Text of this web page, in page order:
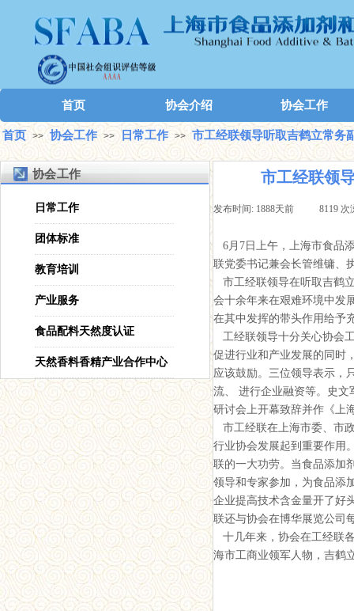
首页 协会介绍 协会工作
首页 >> 协会工作 >> 日常工作 >> 市工经联领导听取吉鹤立常务
日常工作
团体标准
教育培训
产业服务
食品配料天然度认证
天然香料香精产业合作中心
协会工作 市工经联领
发布时间: 1888天前 8119 次
6月7日上午，上海市食品
联党委书记兼会长管维镛、
市工经联领导在听取吉鹤
会十余年来在艰难环境中发
在其中发挥的带头作用给予
工经联领导十分关心协会
促进行业和产业发展的同时
应该鼓励。三位领导表示，
流、 进行企业融资等。
史文
研讨会上开幕致辞并作《上
市工经联在上海市委、市
行业协会发展起到重要作用
联的一大功劳。当食品添加
领导和专家参加，为食品添
企业提高技术含金量开了好
联还与协会在博华展览公司
十几年来，协会在工经联
海市工商业领军人物，吉鹤